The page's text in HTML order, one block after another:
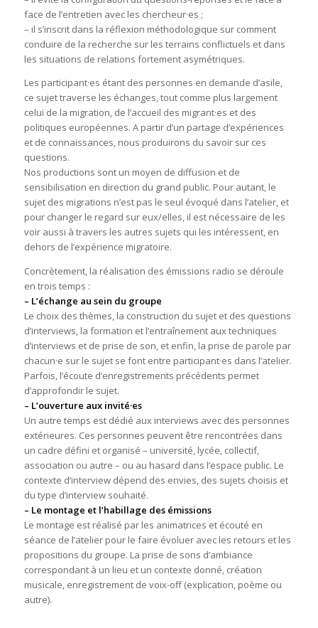
face de l’entretien avec les chercheur·es ;
– il s’inscrit dans la réflexion méthodologique sur comment
conduire de la recherche sur les terrains conflictuels et dans
les situations de relations fortement asymétriques.
Les participant·es étant des personnes en demande d’asile,
ce sujet traverse les échanges, tout comme plus largement
celui de la migration, de l’accueil des migrant·es et des
politiques européennes. A partir d’un partage d’expériences
et de connaissances, nous produirons du savoir sur ces
questions.
Nos productions sont un moyen de diffusion et de
sensibilisation en direction du grand public. Pour autant, le
sujet des migrations n’est pas le seul évoqué dans l’atelier, et
pour changer le regard sur eux/elles, il est nécessaire de les
voir aussi à travers les autres sujets qui les intéressent, en
dehors de l’expérience migratoire.
Concrètement, la réalisation des émissions radio se déroule
en trois temps :
– L’échange au sein du groupe
Le choix des thèmes, la construction du sujet et des questions
d’interviews, la formation et l’entraînement aux techniques
d’interviews et de prise de son, et enfin, la prise de parole par
chacun·e sur le sujet se font entre participant·es dans l’atelier.
Parfois, l’écoute d’enregistrements précédents permet
d’approfondir le sujet.
– L’ouverture aux invité·es
Un autre temps est dédié aux interviews avec des personnes
extérieures. Ces personnes peuvent être rencontrées dans
un cadre défini et organisé – université, lycée, collectif,
association ou autre – ou au hasard dans l’espace public. Le
contexte d’interview dépend des envies, des sujets choisis et
du type d’interview souhaité.
– Le montage et l’habillage des émissions
Le montage est réalisé par les animatrices et écouté en
séance de l’atelier pour le faire évoluer avec les retours et les
propositions du groupe. La prise de sons d’ambiance
correspondant à un lieu et un contexte donné, création
musicale, enregistrement de voix-off (explication, poème ou
autre).